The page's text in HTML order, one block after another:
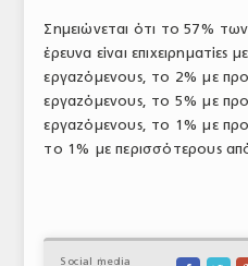
Σημειώνεται ότι το 57%
έρευνα είναι επιχειρηματίες
εργαζόμενους, το 2% με
εργαζόμενους, το 5% με
εργαζόμενους, το 1% με
το 1% με περισσότερους
Social media